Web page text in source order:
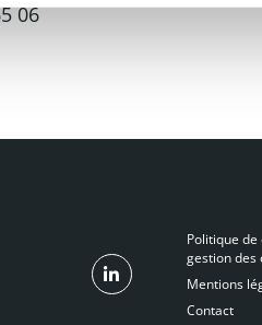
06
Politique
gestion des
Mentions
Contact